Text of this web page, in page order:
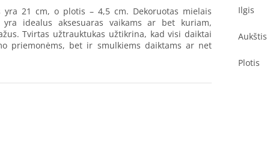
21 cm, o plotis – 4,5 cm. Dekoruotas mielais
idealus aksesuaras vaikams ar bet kuriam,
Tvirtas užtrauktukas užtikrina, kad visi daiktai
priemonėms, bet ir smulkiems daiktams ar net
Ilgis
Aukštis
Plotis